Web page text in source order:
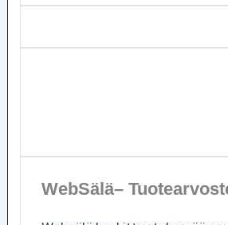
WebSälä–